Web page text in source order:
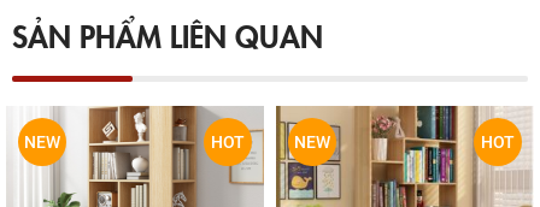
SẢN PHẨM LIÊN QUAN
HOT
NEW HOT
NEW